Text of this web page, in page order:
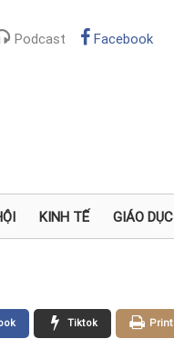
Podcast Facebook
KINH TẾ GIÁO DỤC
Print
Tiktok